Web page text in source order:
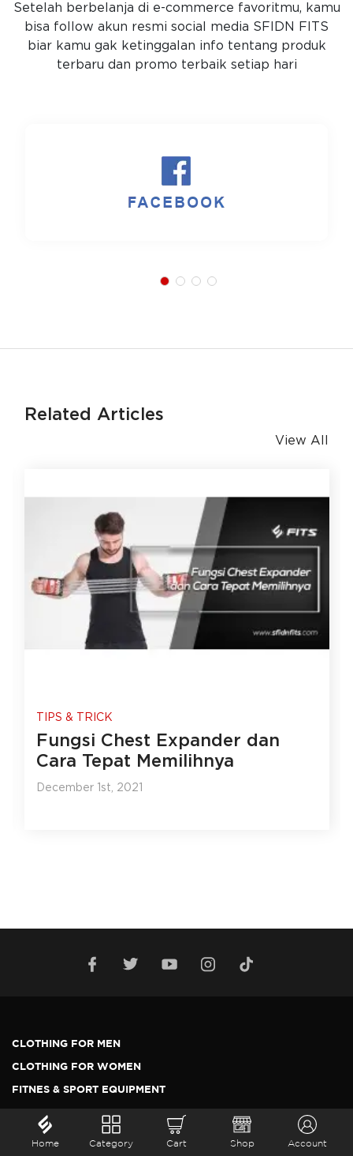
Home Category Cart Shop Account
Setelah berbelanja di e-commerce favoritmu, kamu
bisa follow akun resmi social media SFIDN FITS
biar kamu gak ketinggalan info tentang produk
terbaru dan promo terbaik setiap hari
Related Articles
View All
TIPS & TRICK
Fungsi Chest Expander dan
Cara Tepat Memilihnya
December 1st, 2021
CLOTHING FOR MEN
CLOTHING FOR WOMEN
FITNES & SPORT EQUIPMENT
SHOES AND SLIPPERS
WATER BOTTLE AND SHAKERS